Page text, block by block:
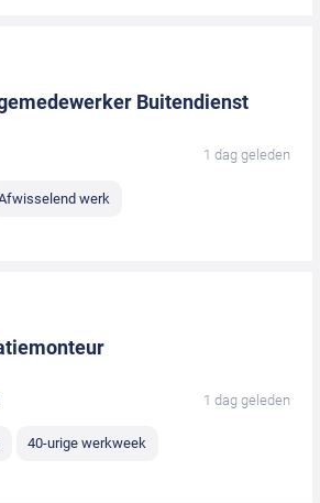
Buitendienst
1 dag geleden
werk
1 dag geleden
40-urige werkweek